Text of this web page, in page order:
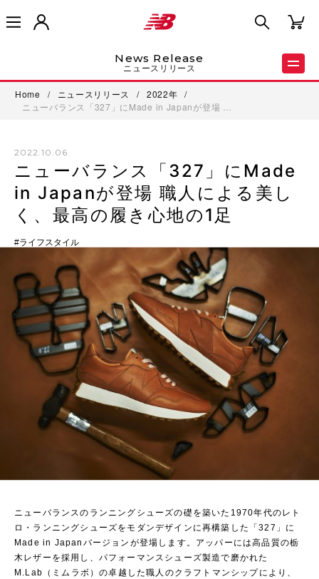
News Release
ニュースリリース
Home / ニュースリリース / 2022年
/
ニューバランス「327」にMade in Japanが登場 …
2022.10.06
ニューバランス「327」にMade
in Japanが登場 職人による美し
く、最高の履き心地の1足
ライフスタイル
ニューバランスのランニングシューズの礎を築いた1970年代のレト
ロ・ランニングシューズをモダンデザインに再構築した「327」に
Made in Japanバージョンが登場します。アッパーには高品質の栃
木レザーを採用し、パフォーマンスシューズ製造で磨かれた
M.Lab（ミムラボ）の卓越した職人のクラフトマンシップにより、